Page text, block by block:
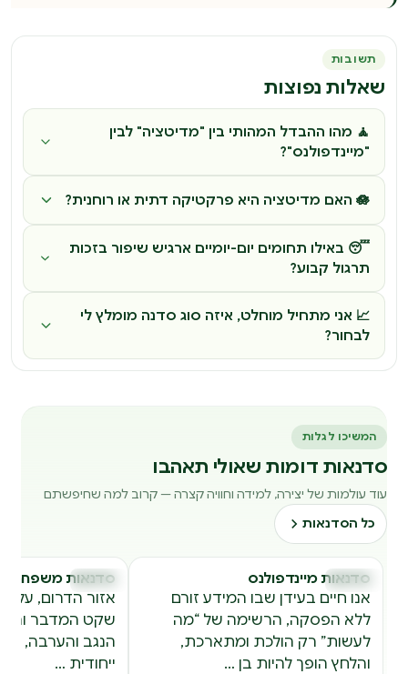
תשובות
שאלות נפוצות
🧘 מהו ההבדל המהותי בין "מדיטציה" לבין
"מיינדפולנס"?
🪷 האם מדיטציה היא פרקטיקה דתית או רוחנית?
😴 באילו תחומים יום-יומיים ארגיש שיפור בזכות
תרגול קבוע?
📈 אני מתחיל מוחלט, איזה סוג סדנה מומלץ לי
לבחור?
המשיכו לגלות
סדנאות דומות שאולי תאהבו
עוד עולמות של יצירה, למידה וחוויה קצרה — קרוב למה שחיפשתם
כל הסדנאות
ס
סדנאות
סדנאות מיינדפולנס
אנו חיים בעידן שבו המידע זורם
ללא הפסקה, הרשימה של “מה
לעשות” רק הולכת ומתארכת,
והלחץ הופך להיות בן …
ס
סדנאות
סדנאות
אזור הדרום, על
שקט המדבר
הנגב והערבה,
ייחודית …